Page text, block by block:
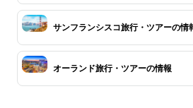
サンフランシスコ旅行・ツアーの情
オーランド旅行・ツアーの情報